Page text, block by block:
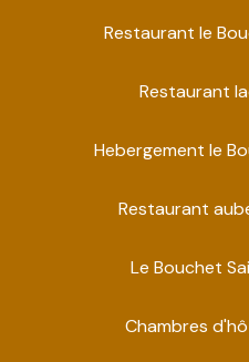
Restaurant le
Restaurant
Hebergement le
Restaurant
Le Bouchet
Chambres